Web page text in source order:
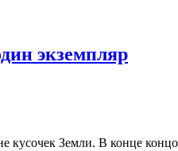
экземпляр
кусочек Земли. В конце